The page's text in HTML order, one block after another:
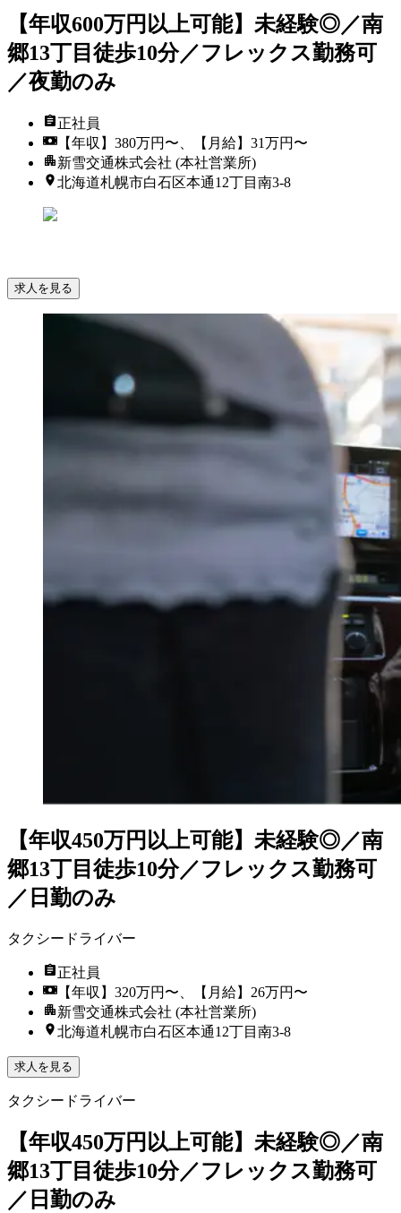
【年収600万円以上可能】未経験◎／南
郷13丁目徒歩10分／フレックス勤務可
／夜勤のみ
正社員
【年収】380万円〜、【月給】31万円〜
新雪交通株式会社 (本社営業所)
北海道札幌市白石区本通12丁目南3-8
求人を見る
【年収450万円以上可能】未経験◎／南
郷13丁目徒歩10分／フレックス勤務可
／日勤のみ
タクシードライバー
正社員
【年収】320万円〜、【月給】26万円〜
新雪交通株式会社 (本社営業所)
北海道札幌市白石区本通12丁目南3-8
求人を見る
タクシードライバー
【年収450万円以上可能】未経験◎／南
郷13丁目徒歩10分／フレックス勤務可
／日勤のみ